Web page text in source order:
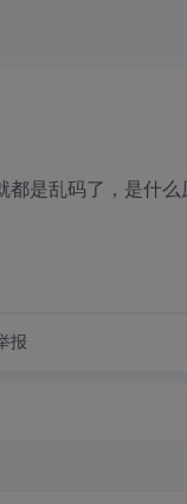
是乱码了，是什么
报